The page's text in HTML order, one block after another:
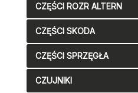
CZĘŚCI ROZR ALTERN
CZĘŚCI SKODA
CZĘŚCI SPRZĘGŁA
CZUJNIKI